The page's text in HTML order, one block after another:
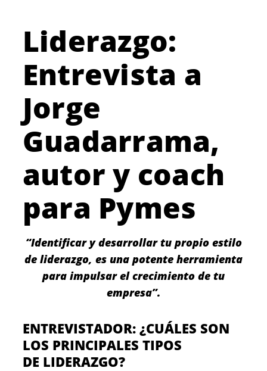
Liderazgo:
Entrevista a
Jorge
Guadarrama,
autor y coach
para Pymes
“Identificar y desarrollar tu propio estilo
de liderazgo, es una potente herramienta
para impulsar el crecimiento de tu
empresa”.
ENTREVISTADOR: ¿CUÁLES SON
LOS PRINCIPALES TIPOS
DE LIDERAZGO?